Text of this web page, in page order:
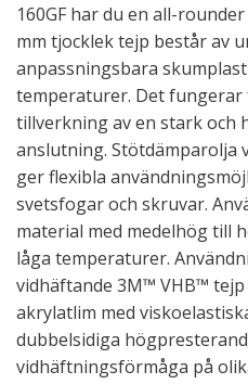
160GF har du en all-
mm tjocklek tejp består av
anpassningsbara
temperaturer. Det fungerar
tillverkning av en stark och
anslutning. Stötdämparolja
ger flexibla
svetsfogar och skruvar.
material med medelhög till
låga temperaturer.
vidhäftande 3M™ VHB™
akrylatlim med
dubbelsidiga
vidhäftningsförmåga på